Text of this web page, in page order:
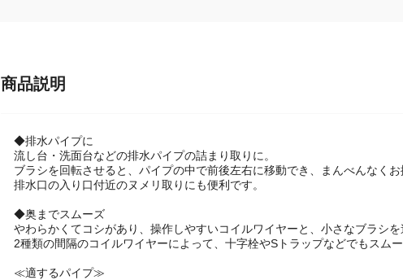
商品説明
◆排水パイプに
流し台・洗面台などの排水パイプの詰まり取りに。
ブラシを回転させると、パイプの中で前後左右に移動でき、まんべんなくお
排水口の入り口付近のヌメリ取りにも便利です。
◆奥までスムーズ
やわらかくてコシがあり、操作しやすいコイルワイヤーと、小さなブラシを
2種類の間隔のコイルワイヤーによって、十字栓やSトラップなどでもスムー
≪適するパイプ≫